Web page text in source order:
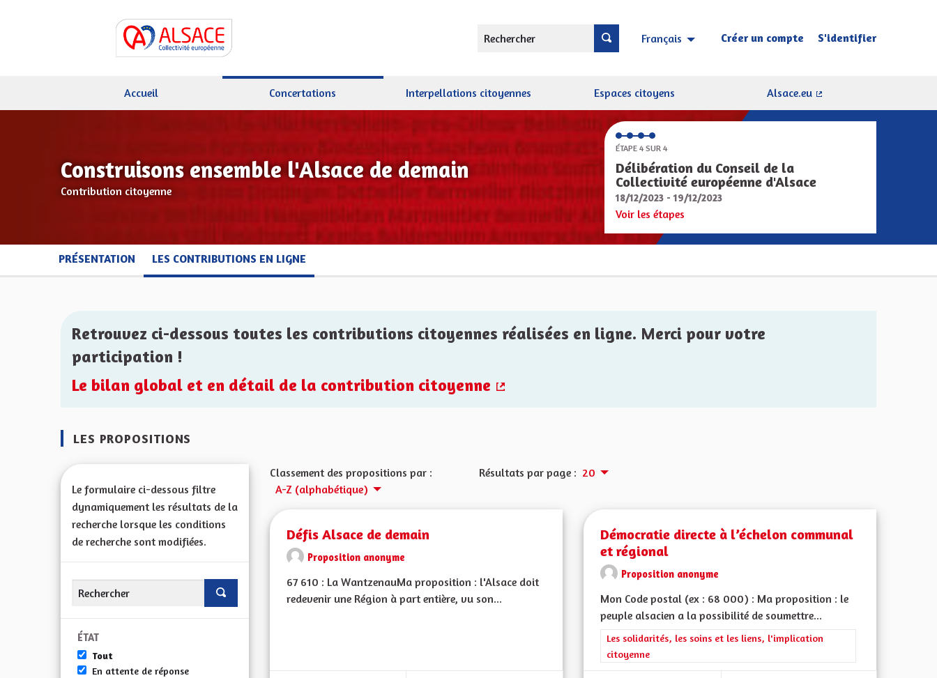
Rechercher Français Choisir la langue Sprache wählen
Créer un compte S'identifier
Accueil Concertations Interpellations citoyennes Espaces citoyens
Alsace.eu
Construisons ensemble l'Alsace de demain
Contribution citoyenne
ÉTAPE 4 SUR 4
Délibération du Conseil de la
Collectivité européenne d'Alsace
18/12/2023 - 19/12/2023
Voir les étapes
PRÉSENTATION LES CONTRIBUTIONS EN LIGNE
Retrouvez ci-dessous toutes les contributions citoyennes réalisées en ligne. Merci pour votre
participation !
Le bilan global et en détail de la contribution citoyenne
LES PROPOSITIONS
Le formulaire ci-dessous filtre
dynamiquement les résultats de la
recherche lorsque les conditions
de recherche sont modifiées.
ÉTAT
Tout
En attente de réponse
Classement des propositions par :
A-Z (alphabétique)
Résultats par page : 20
Défis Alsace de demain
Proposition anonyme
67 610 : La WantzenauMa proposition : l'Alsace doit
redevenir une Région à part entière, vu son...
Démocratie directe à l’échelon communal
et régional
Proposition anonyme
Mon Code postal (ex : 68 000) : Ma proposition : le
peuple alsacien a la possibilité de soumettre...
Filtrer les résultats de la catégorie : Les solidarités, les soins et les liens,
Les solidarités, les soins et les liens, l'implication
citoyenne